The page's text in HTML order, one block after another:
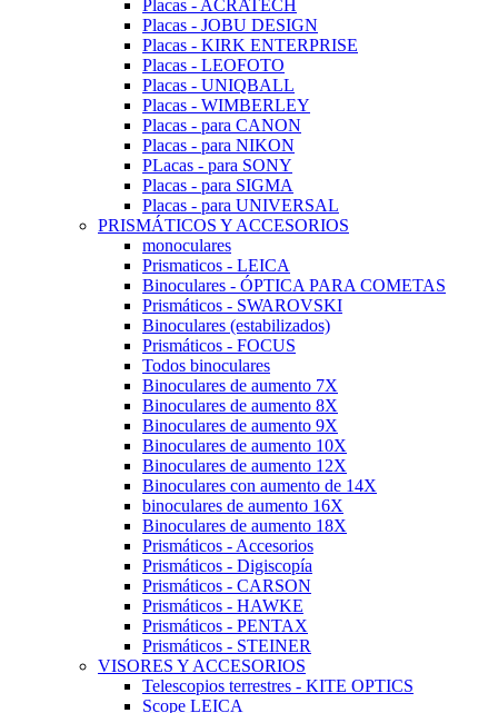
Placas - ACRATECH
Placas - JOBU DESIGN
Placas - KIRK ENTERPRISE
Placas - LEOFOTO
Placas - UNIQBALL
Placas - WIMBERLEY
Placas - para CANON
Placas - para NIKON
PLacas - para SONY
Placas - para SIGMA
Placas - para UNIVERSAL
PRISMÁTICOS Y ACCESORIOS
monoculares
Prismaticos - LEICA
Binoculares - ÓPTICA PARA COMETAS
Prismáticos - SWAROVSKI
Binoculares (estabilizados)
Prismáticos - FOCUS
Todos binoculares
Binoculares de aumento 7X
Binoculares de aumento 8X
Binoculares de aumento 9X
Binoculares de aumento 10X
Binoculares de aumento 12X
Binoculares con aumento de 14X
binoculares de aumento 16X
Binoculares de aumento 18X
Prismáticos - Accesorios
Prismáticos - Digiscopía
Prismáticos - CARSON
Prismáticos - HAWKE
Prismáticos - PENTAX
Prismáticos - STEINER
VISORES Y ACCESORIOS
Telescopios terrestres - KITE OPTICS
Scope LEICA